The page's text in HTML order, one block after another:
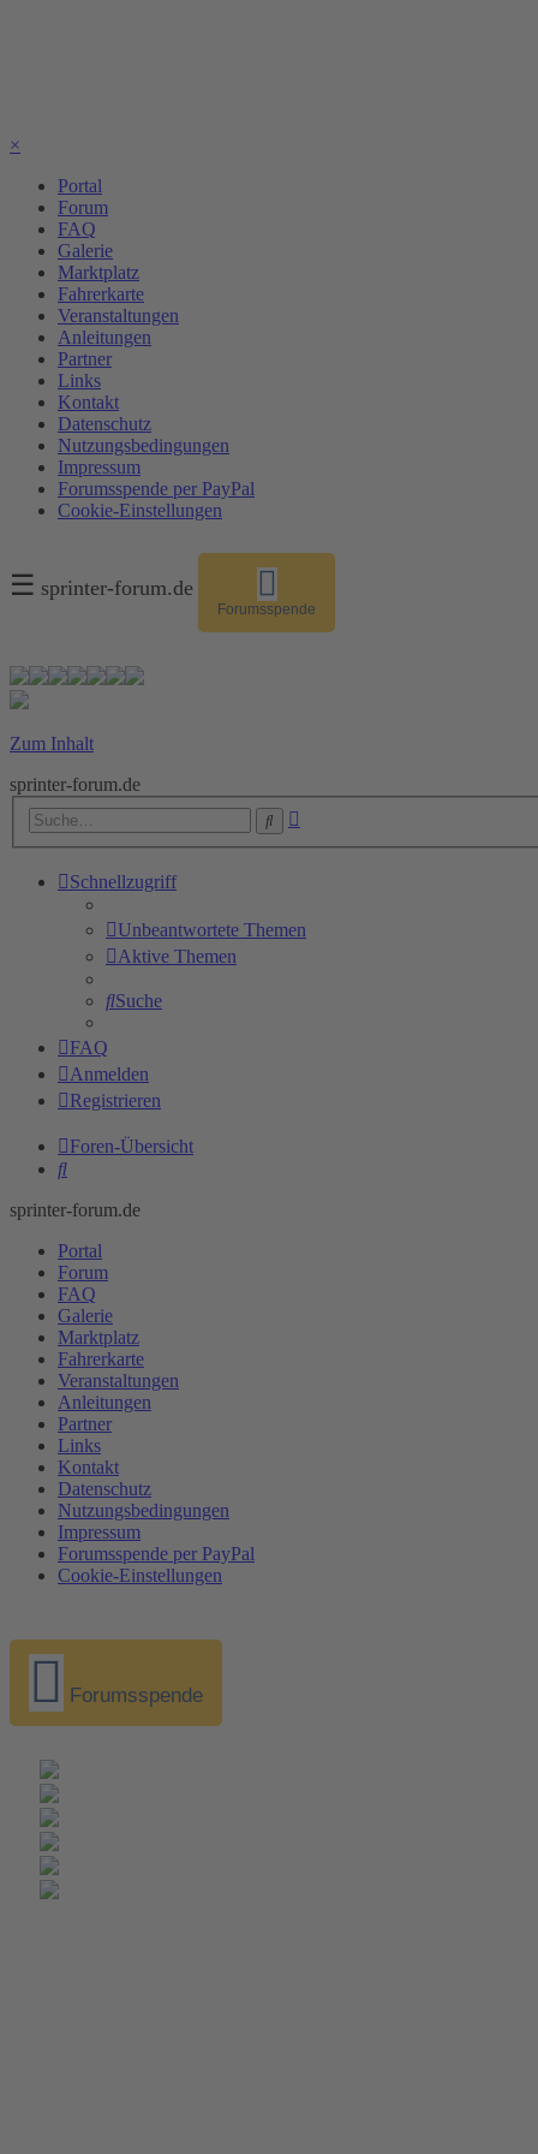
×
Portal
Forum
FAQ
Galerie
Marktplatz
Fahrerkarte
Veranstaltungen
Anleitungen
Partner
Links
Kontakt
Datenschutz
Nutzungsbedingungen
Impressum
Forumsspende per PayPal
Cookie-Einstellungen
☰ sprinter-forum.de
Forumsspende
Zum Inhalt
sprinter-forum.de
Suche
Schnellzugriff
Unbeantwortete Themen
Aktive Themen
Suche
FAQ
Anmelden
Registrieren
Foren-Übersicht
Suche
sprinter-forum.de
Portal
Forum
FAQ
Galerie
Marktplatz
Fahrerkarte
Veranstaltungen
Anleitungen
Partner
Links
Kontakt
Datenschutz
Nutzungsbedingungen
Impressum
Forumsspende per PayPal
Cookie-Einstellungen
Forumsspende